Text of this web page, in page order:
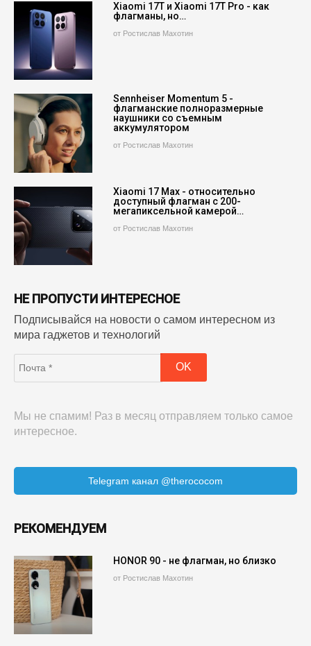
Xiaomi 17T и Xiaomi 17T Pro - как
флагманы, но…
от Ростислав Махотин
Sennheiser Momentum 5 -
флагманские полноразмерные
наушники со съемным
аккумулятором
от Ростислав Махотин
Xiaomi 17 Max - относительно
доступный флагман с 200-
мегапиксельной камерой…
от Ростислав Махотин
НЕ ПРОПУСТИ ИНТЕРЕСНОЕ
Подписывайся на новости о самом интересном из
мира гаджетов и технологий
Мы не спамим! Раз в месяц отправляем только самое
интересное.
Telegram канал @therococom
РЕКОМЕНДУЕМ
HONOR 90 - не флагман, но близко
от Ростислав Махотин